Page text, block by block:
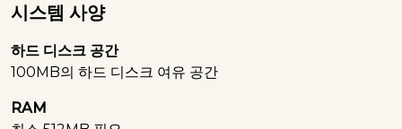
시스템 사양
하드 디스크 공간
100MB의 하드 디스크 여유 공간
RAM